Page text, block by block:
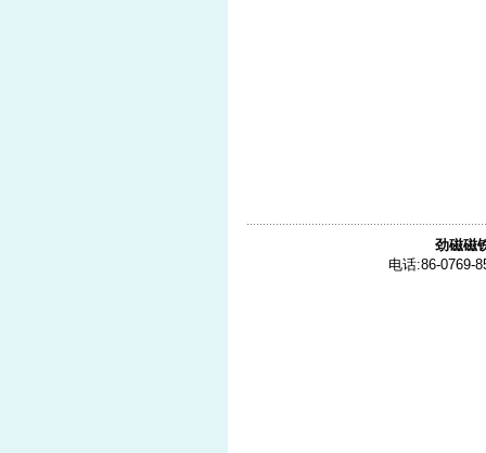
劲磁磁
电话:86-0769-